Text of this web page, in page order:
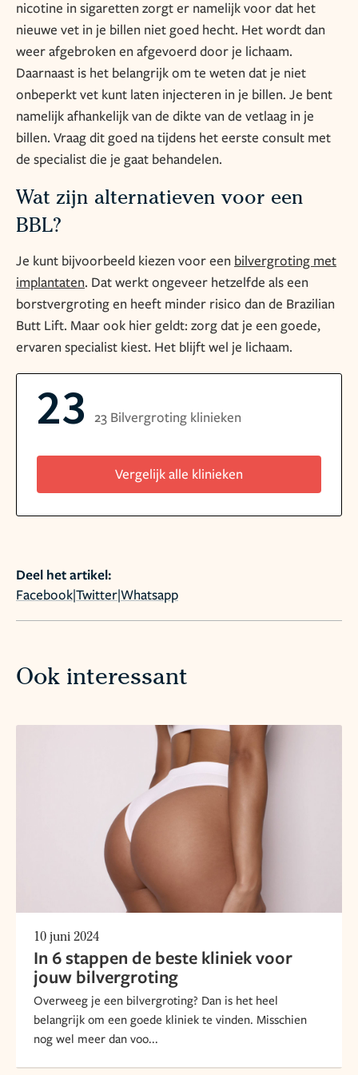
nicotine in sigaretten zorgt er namelijk voor dat het
nieuwe vet in je billen niet goed hecht. Het wordt dan
weer afgebroken en afgevoerd door je lichaam.
Daarnaast is het belangrijk om te weten dat je niet
onbeperkt vet kunt laten injecteren in je billen. Je bent
namelijk afhankelijk van de dikte van de vetlaag in je
billen. Vraag dit goed na tijdens het eerste consult met
de specialist die je gaat behandelen.
Wat zijn alternatieven voor een
BBL?
Je kunt bijvoorbeeld kiezen voor een bilvergroting met
implantaten. Dat werkt ongeveer hetzelfde als een
borstvergroting en heeft minder risico dan de Brazilian
Butt Lift. Maar ook hier geldt: zorg dat je een goede,
ervaren specialist kiest. Het blijft wel je lichaam.
23 23 Bilvergroting klinieken
Vergelijk alle klinieken
Deel het artikel:
Facebook|Twitter|Whatsapp
Ook interessant
10 juni 2024
In 6 stappen de beste kliniek voor
jouw bilvergroting
Overweeg je een bilvergroting? Dan is het heel
belangrijk om een goede kliniek te vinden. Misschien
nog wel meer dan voo...